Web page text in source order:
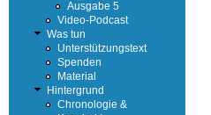
Ausgabe 5
Video-Podcast
Was tun
Unterstützungstext
Spenden
Material
Hintergrund
Chronologie &